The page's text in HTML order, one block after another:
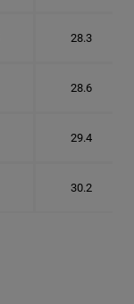
28.3
28.6
29.4
30.2